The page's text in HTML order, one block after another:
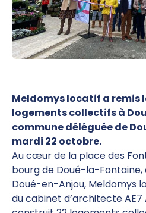
Meldomys locatif a remis
logements collectifs à
commune déléguée de
mardi 22 octobre.
Au cœur de la place des
bourg de Doué-la-
Doué-en-Anjou, Meldomys
du cabinet d’architecte